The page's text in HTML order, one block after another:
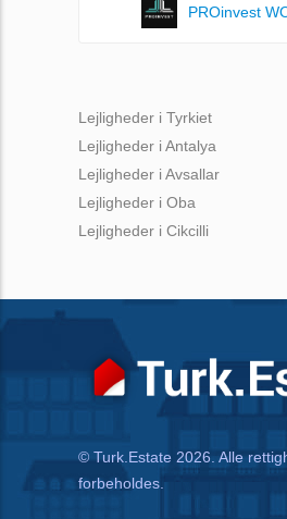
PROinvest
Lejligheder i Tyrkiet
Lejligheder i Antalya
Lejligheder i Avsallar
Lejligheder i Oba
Lejligheder i Cikcilli
© Turk.Estate 2026. Alle
forbeholdes.